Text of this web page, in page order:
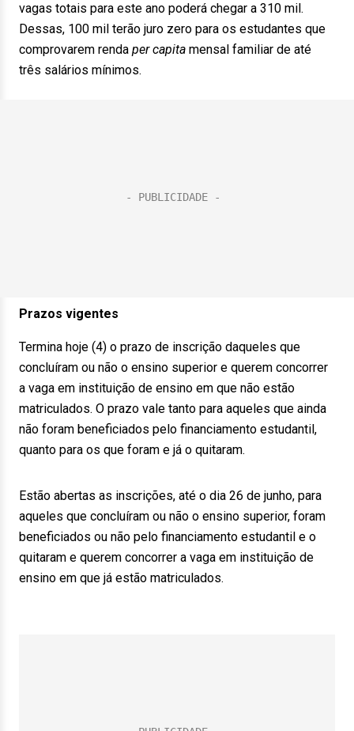
vagas totais para este ano poderá chegar a 310 mil.
Dessas, 100 mil terão juro zero para os estudantes que
comprovarem renda per capita mensal familiar de até
três salários mínimos.
Prazos vigentes
Termina hoje (4) o prazo de inscrição daqueles que
concluíram ou não o ensino superior e querem concorrer
a vaga em instituição de ensino em que não estão
matriculados. O prazo vale tanto para aqueles que ainda
não foram beneficiados pelo financiamento estudantil,
quanto para os que foram e já o quitaram.
Estão abertas as inscrições, até o dia 26 de junho, para
aqueles que concluíram ou não o ensino superior, foram
beneficiados ou não pelo financiamento estudantil e o
quitaram e querem concorrer a vaga em instituição de
ensino em que já estão matriculados.